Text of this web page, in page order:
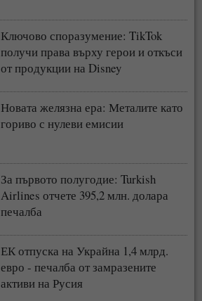
Ключово споразумение: TikTok
получи права върху герои и откъси
от продукции на Disney
Новата желязна ера: Металите като
гориво с нулеви емисии
За първото полугодие: Turkish
Airlines отчете 395,2 млн. долара
печалба
ЕК отпуска на Украйна 1,4 млрд.
евро - печалба от замразените
активи на Русия